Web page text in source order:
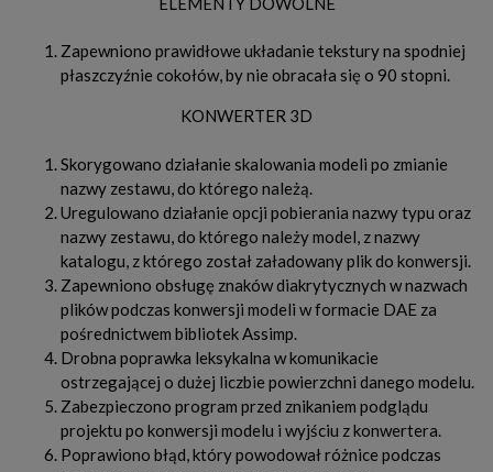
Zapewniono prawidłowe układanie tekstury na spodniej
płaszczyźnie cokołów, by nie obracała się o 90 stopni.
KONWERTER 3D
Skorygowano działanie skalowania modeli po zmianie
nazwy zestawu, do którego należą.
Uregulowano działanie opcji pobierania nazwy typu oraz
nazwy zestawu, do którego należy model, z nazwy
katalogu, z którego został załadowany plik do konwersji.
Zapewniono obsługę znaków diakrytycznych w nazwach
plików podczas konwersji modeli w formacie DAE za
pośrednictwem bibliotek Assimp.
Drobna poprawka leksykalna w komunikacie
ostrzegającej o dużej liczbie powierzchni danego modelu.
Zabezpieczono program przed znikaniem podglądu
projektu po konwersji modelu i wyjściu z konwertera.
Poprawiono błąd, który powodował różnice podczas